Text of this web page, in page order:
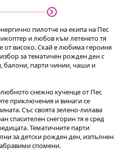
пилотче на екипа на Пес
и любов към летенето тя
от високо. Скай е любима героиня
за тематичен рожден ден с
балони, парти чинии, чаши и
снежно кученце от Пес
приключения и винаги се
Със своята зелено-лилава
спасителен снегорин тя е сред
Тематичните парти
за детски рожден ден, изпълнен
спомени.